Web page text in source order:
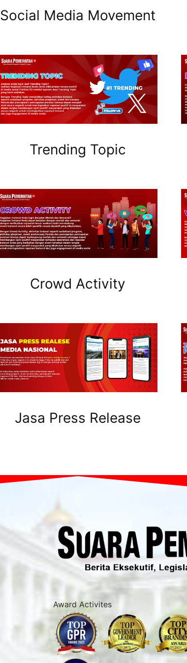
Social Media Movement
Trending Topic
Crowd Activity
Jasa Press Release
Award Activites